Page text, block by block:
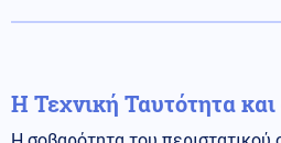
Η Τεχνική Ταυτότητα